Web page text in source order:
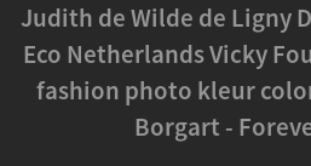
Judith de Wilde de Ligny
Eco Netherlands Vicky
fashion photo kleur
Borgart -